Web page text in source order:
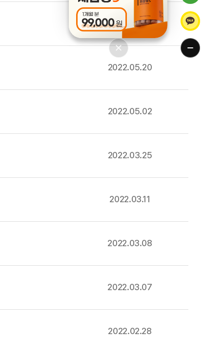
2022.05.24
2022.05.20
2022.05.02
2022.03.25
2022.03.11
2022.03.08
2022.03.07
2022.02.28